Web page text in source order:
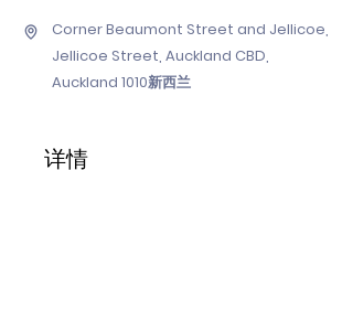
Corner Beaumont Street and Jellicoe,
Jellicoe Street, Auckland CBD,
Auckland 1010新西兰
详情